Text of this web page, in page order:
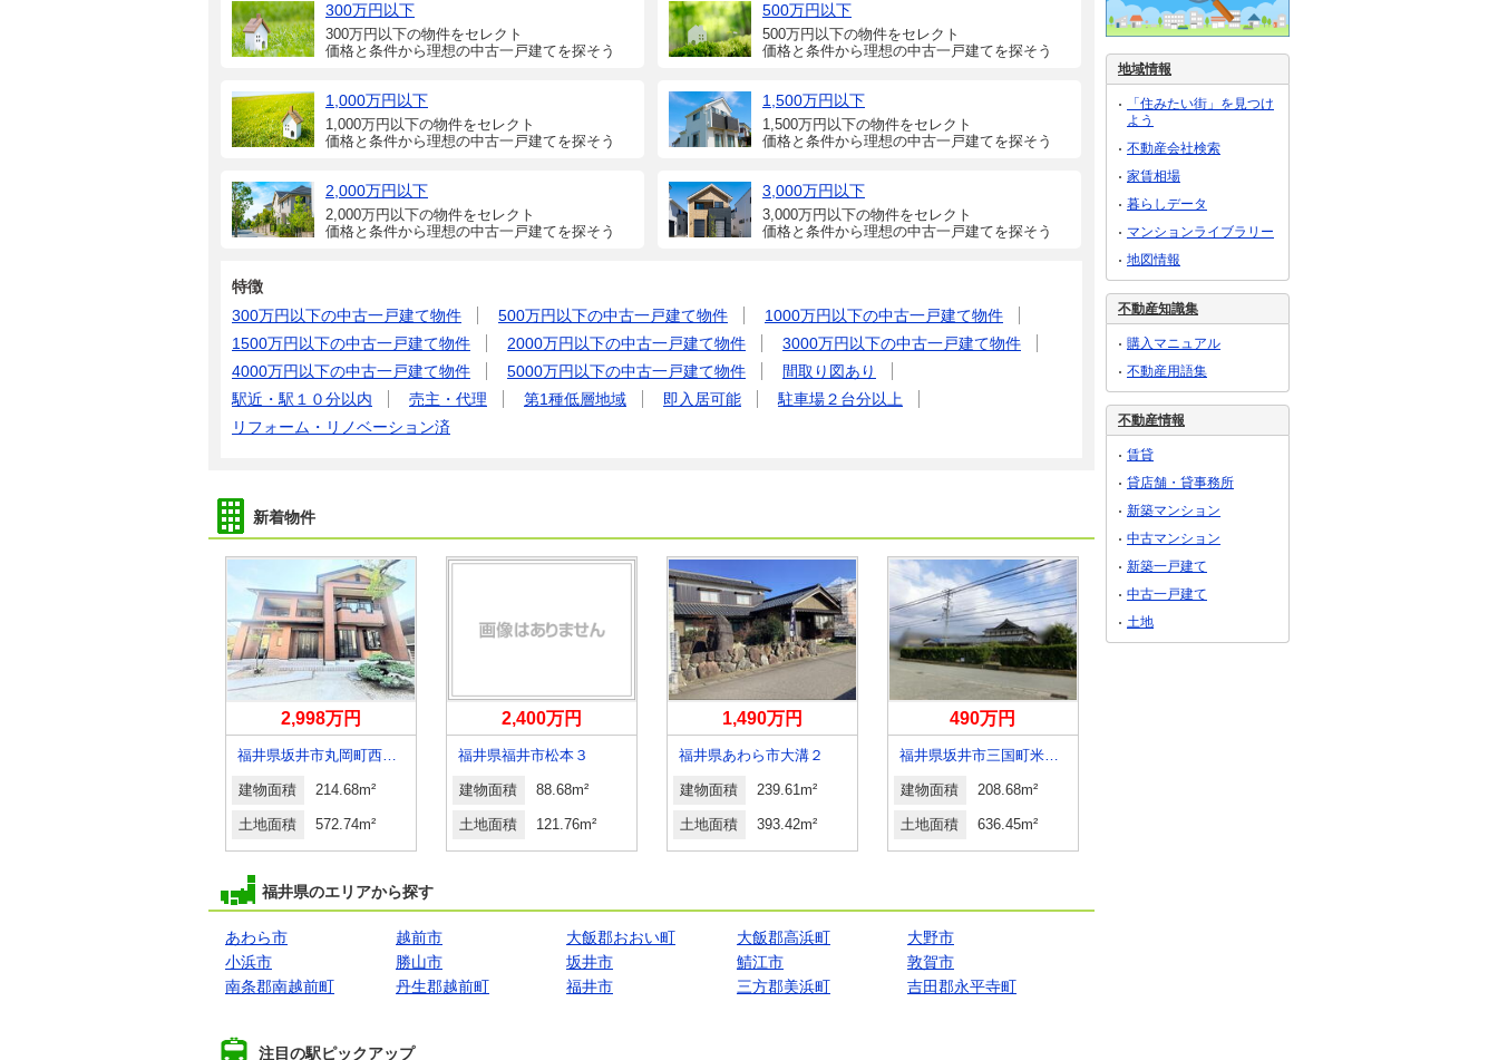
300万円以下
300万円以下の物件をセレクト
価格と条件から理想の中古一戸建てを探そう
500万円以下
500万円以下の物件をセレクト
価格と条件から理想の中古一戸建てを探そう
1,000万円以下
1,000万円以下の物件をセレクト
価格と条件から理想の中古一戸建てを探そう
1,500万円以下
1,500万円以下の物件をセレクト
価格と条件から理想の中古一戸建てを探そう
2,000万円以下
2,000万円以下の物件をセレクト
価格と条件から理想の中古一戸建てを探そう
3,000万円以下
3,000万円以下の物件をセレクト
価格と条件から理想の中古一戸建てを探そう
特徴
300万円以下の中古一戸建て物件
500万円以下の中古一戸建て物件
1000万円以下の中古一戸建て物件
1500万円以下の中古一戸建て物件
2000万円以下の中古一戸建て物件
3000万円以下の中古一戸建て物件
4000万円以下の中古一戸建て物件
5000万円以下の中古一戸建て物件
間取り図あり
駅近・駅１０分以内
売主・代理 第1種低層地域 即入居可能
駐車場２台分以上
リフォーム・リノベーション済
新着物件
2,998万円
福井県坂井市丸岡町西瓜屋
建物面積 214.68m²
土地面積 572.74m²
2,400万円
福井県福井市松本３
建物面積 88.68m²
土地面積 121.76m²
1,490万円
福井県あわら市大溝２
建物面積 239.61m²
土地面積 393.42m²
490万円
福井県坂井市三国町米納津
建物面積 208.68m²
土地面積 636.45m²
福井県のエリアから探す
あわら市 越前市 大飯郡おおい町 大飯郡高浜町
大野市
小浜市
勝山市 坂井市 鯖江市
敦賀市
南条郡南越前町
丹生郡越前町 福井市 三方郡美浜町 吉田郡永平寺町
注目の駅ピックアップ
地域情報
「住みたい街」を見つけ
よう
不動産会社検索
家賃相場
暮らしデータ
マンションライブラリー
地図情報
不動産知識集
購入マニュアル
不動産用語集
不動産情報
賃貸
貸店舗・貸事務所
新築マンション
中古マンション
新築一戸建て
中古一戸建て
土地